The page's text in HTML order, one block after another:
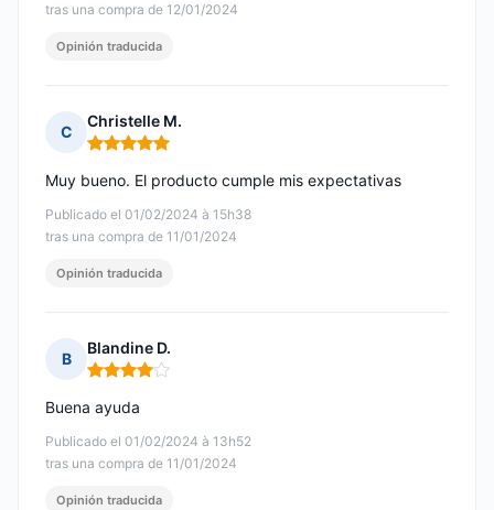
tras una compra de 12/01/2024
Opinión traducida
C
Christelle M.
Nota: 5 de 5
Publicado el 01/02/2024 à 15h38
tras una compra de 11/01/2024
Muy bueno. El producto cumple mis expectativas
Opinión traducida
B
Blandine D.
Nota: 4 de 5
Publicado el 01/02/2024 à 13h52
tras una compra de 11/01/2024
Buena ayuda
Opinión traducida